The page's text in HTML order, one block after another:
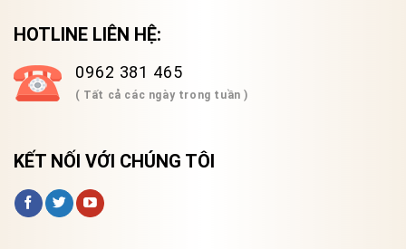
HOTLINE LIÊN HỆ:
0962 381 465
( Tất cả các ngày trong tuần )
KẾT NỐI VỚI CHÚNG TÔI